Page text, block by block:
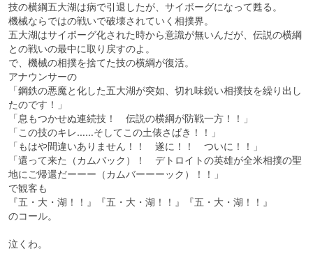
技の横綱五大湖は病で引退したが、サイボーグになって甦る。
機械ならではの戦いで破壊されていく相撲界。
五大湖はサイボーグ化された時から意識が無いんだが、伝説の横綱
との戦いの最中に取り戻すのよ。
で、機械の相撲を捨てた技の横綱が復活。
アナウンサーの
「鋼鉄の悪魔と化した五大湖が突如、切れ味鋭い相撲技を繰り出し
たのです！」
「息もつかせぬ連続技！ 伝説の横綱が防戦一方！！」
「この技のキレ……そしてこの土俵さばき！！」
「もはや間違いありません！！ 遂に！！ ついに！！」
「還って来た（カムバック）！ デトロイトの英雄が全米相撲の聖
地にご帰還だーーー（カムバーーーック）！！」
で観客も
『五・大・湖！！』『五・大・湖！！』『五・大・湖！！』
のコール。
泣くわ。